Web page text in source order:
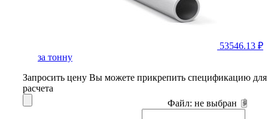
53546.13 ₽
за тонну
Запросить цену Вы можете прикрепить спецификацию для
расчета
Файл: не выбран